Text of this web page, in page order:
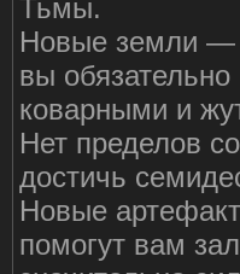
Тьмы.
Новые земли —
вы
коварными и
Нет пределов
достичь
Новые
помогут вам